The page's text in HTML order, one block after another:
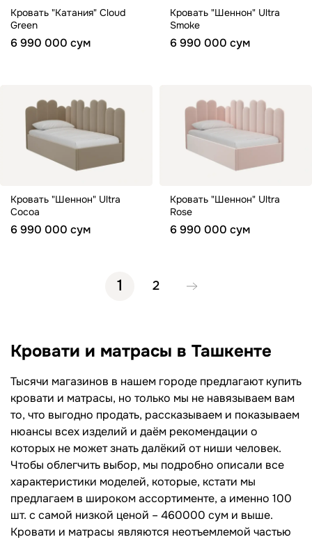
Кровать "Катания" Cloud
Green
6 990 000 сум
Кровать "Шеннон" Ultra
Smoke
6 990 000 сум
Кровать "Шеннон" Ultra
Cocoa
6 990 000 сум
Кровать "Шеннон" Ultra
Rose
6 990 000 сум
1 2
Кровати и матрасы в Ташкенте
Тысячи магазинов в нашем городе предлагают купить
кровати и матрасы, но только мы не навязываем вам
то, что выгодно продать, рассказываем и показываем
нюансы всех изделий и даём рекомендации о
которых не может знать далёкий от ниши человек.
Чтобы облегчить выбор, мы подробно описали все
характеристики моделей, которые, кстати мы
предлагаем в широком ассортименте, а именно 100
шт. с самой низкой ценой – 460000 сум и выше.
Кровати и матрасы являются неотъемлемой частью